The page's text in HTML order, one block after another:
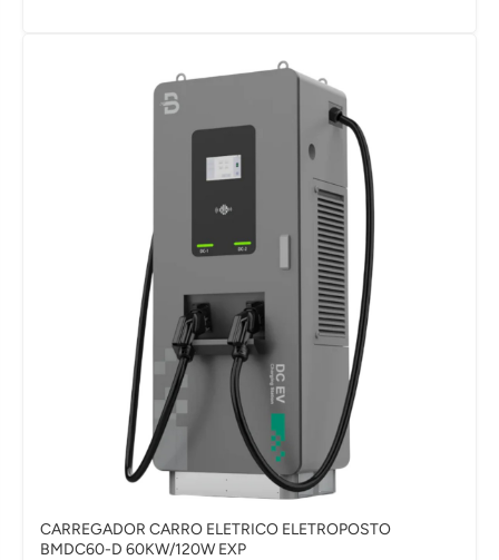
CARREGADOR CARRO ELETRICO ELETROPOSTO
BMDC60-D 60KW/120W EXP